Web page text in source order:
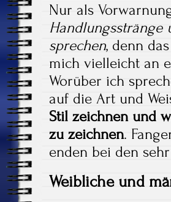
Nur als
Handlungsstränge
sprechen, denn
mich vielleicht an
Worüber ich
auf die Art und
Stil zeichnen und
zu zeichnen.
enden bei den
Weibliche und